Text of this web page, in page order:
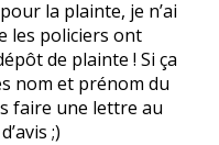
la plainte, je n’ai
les policiers ont
de plainte ! Si ça
nom et prénom du
faire une lettre au
;)